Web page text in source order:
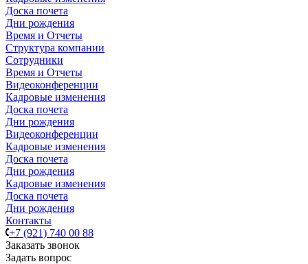
Доска почета
Дни рождения
Время и Отчеты
Структура компании
Сотрудники
Время и Отчеты
Видеоконференции
Кадровые изменения
Доска почета
Дни рождения
Видеоконференции
Кадровые изменения
Доска почета
Дни рождения
Кадровые изменения
Доска почета
Дни рождения
Контакты
+7 (921) 740 00 88
Заказать звонок
Задать вопрос